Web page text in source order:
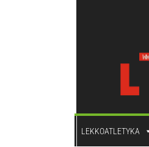
LEKKOATLETYKA